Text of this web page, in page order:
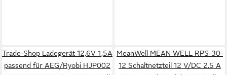
Trade-Shop Ladegerät 12,6V 1,5A
passend für AEG/Ryobi HJP002
MeanWell MEAN WELL RPS-30-
12 Schaltnetzteil 12 V/DC 2.5 A